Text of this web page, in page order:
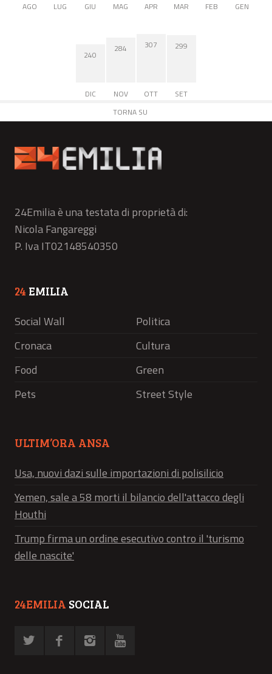
AGO
LUG GIU MAG APR MAR FEB GEN
240
DIC
284
NOV
307
OTT
299
SET
TORNA SU
24Emilia è una testata di proprietà di:
Nicola Fangareggi
P. Iva IT02148540350
24 EMILIA
Social Wall
Politica
Cronaca
Cultura
Food
Green
Pets
Street Style
ULTIM’ORA ANSA
Usa, nuovi dazi sulle importazioni di polisilicio
Yemen, sale a 58 morti il bilancio dell'attacco degli
Houthi
Trump firma un ordine esecutivo contro il 'turismo
delle nascite'
24EMILIA SOCIAL